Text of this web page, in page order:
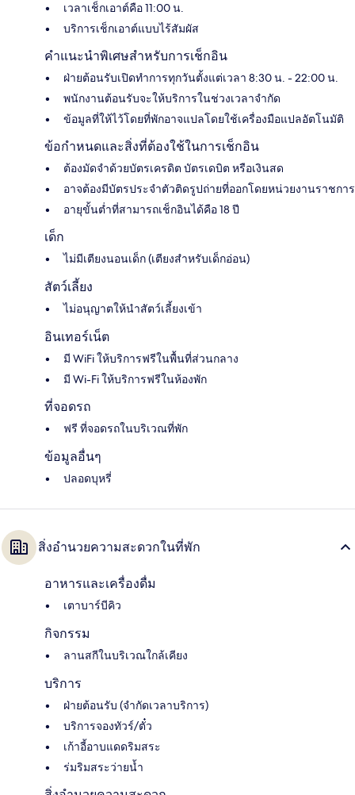
เวลาเช็กเอาต์คือ 11:00 น.
บริการเช็กเอาต์แบบไร้สัมผัส
คำแนะนำพิเศษสำหรับการเช็กอิน
ฝ่ายต้อนรับเปิดทำการทุกวันตั้งแต่เวลา 8:30 น. - 22:00 น.
พนักงานต้อนรับจะให้บริการในช่วงเวลาจำกัด
ข้อมูลที่ให้ไว้โดยที่พักอาจแปลโดยใช้เครื่องมือแปลอัตโนมัติ
ข้อกำหนดและสิ่งที่ต้องใช้ในการเช็กอิน
ต้องมัดจำด้วยบัตรเครดิต บัตรเดบิต หรือเงินสด
อาจต้องมีบัตรประจำตัวติดรูปถ่ายที่ออกโดยหน่วยงานราชการ
อายุขั้นต่ำที่สามารถเช็กอินได้คือ 18 ปี
เด็ก
ไม่มีเตียงนอนเด็ก (เตียงสำหรับเด็กอ่อน)
สัตว์เลี้ยง
ไม่อนุญาตให้นำสัตว์เลี้ยงเข้า
อินเทอร์เน็ต
มี WiFi ให้บริการฟรีในพื้นที่ส่วนกลาง
มี Wi-Fi ให้บริการฟรีในห้องพัก
ที่จอดรถ
ฟรี ที่จอดรถในบริเวณที่พัก
ข้อมูลอื่นๆ
ปลอดบุหรี่
สิ่งอำนวยความสะดวกในที่พัก
อาหารและเครื่องดื่ม
เตาบาร์บีคิว
กิจกรรม
ลานสกีในบริเวณใกล้เคียง
บริการ
ฝ่ายต้อนรับ (จำกัดเวลาบริการ)
บริการจองทัวร์/ตั๋ว
เก้าอี้อาบแดดริมสระ
ร่มริมสระว่ายน้ำ